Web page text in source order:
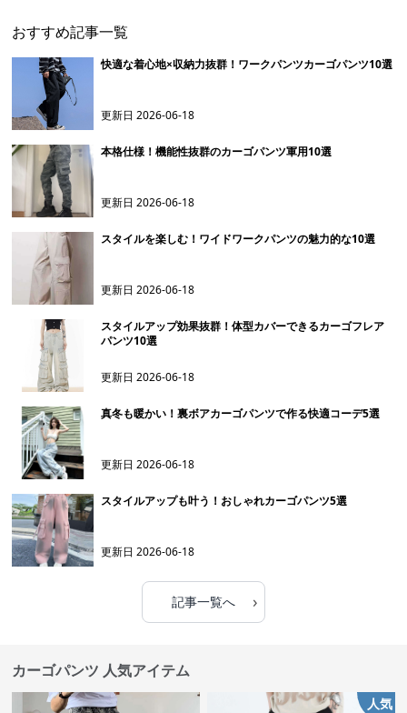
おすすめ記事一覧
快適な着心地×収納力抜群！ワークパンツカーゴパンツ10選
更新日2026-06-18
本格仕様！機能性抜群のカーゴパンツ軍用10選
更新日2026-06-18
スタイルを楽しむ！ワイドワークパンツの魅力的な10選
更新日2026-06-18
スタイルアップ効果抜群！体型カバーできるカーゴフレア
パンツ10選
更新日2026-06-18
真冬も暖かい！裏ボアカーゴパンツで作る快適コーデ5選
更新日2026-06-18
スタイルアップも叶う！おしゃれカーゴパンツ5選
更新日2026-06-18
記事一覧へ ›
カーゴパンツ 人気アイテム
人気